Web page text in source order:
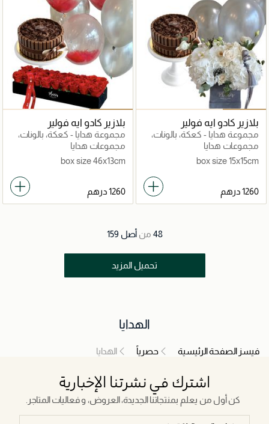
بلازير كادو ايه فولير
مجموعة هدايا - كعكة، بالونات،
وزهور بيضاء بالكامل
مجموعات هدايا
box size 15x15cm
بلازير كادو ايه فولير
مجموعة هدايا - كعكة، بالونات،
وورود حمراء طازجة
مجموعات هدايا
box size 46x13cm
48 من أصل
تحميل المزيد
الهدايا
فيسز الصفحة الرئيسية حصرياً الهدايا
اشترك في نشرتنا الإخبارية
كن أول من يعلم بمنتجاتنا الجديدة، العروض، و فعاليات المتاجر.